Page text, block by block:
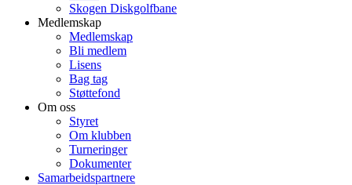
Skogen Diskgolfbane
Medlemskap
Medlemskap
Bli medlem
Lisens
Bag tag
Støttefond
Om oss
Styret
Om klubben
Turneringer
Dokumenter
Samarbeidspartnere